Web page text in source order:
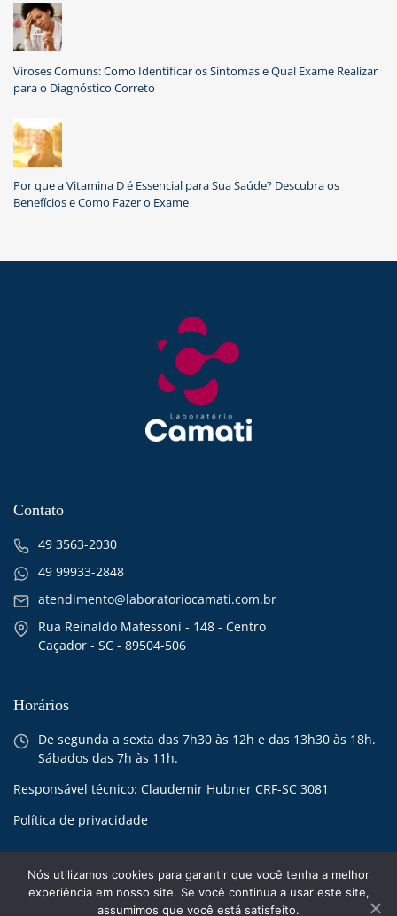
Viroses Comuns: Como Identificar os Sintomas e Qual Exame Realizar
para o Diagnóstico Correto
Por que a Vitamina D é Essencial para Sua Saúde? Descubra os
Benefícios e Como Fazer o Exame
Contato
49 3563-2030
49 99933-2848
atendimento@laboratoriocamati.com.br
Rua Reinaldo Mafessoni - 148 - Centro
Caçador - SC - 89504-506
Horários
De segunda a sexta das 7h30 às 12h e das 13h30 às 18h.
Sábados das 7h às 11h.
Responsável técnico: Claudemir Hubner CRF-SC 3081
Política de privacidade
Nós utilizamos cookies para garantir que você tenha a melhor
experiência em nosso site. Se você continua a usar este site,
assumimos que você está satisfeito.